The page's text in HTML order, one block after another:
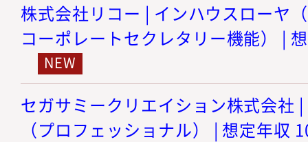
株式会社リコー | インハウスローヤ
コーポレートセクレタリー機能） |
セガサミークリエイション株式会社
（プロフェッショナル） | 想定年収